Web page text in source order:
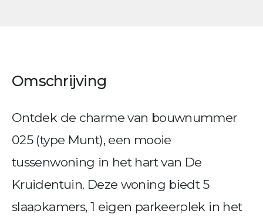
Omschrijving
Ontdek de charme van bouwnummer
025 (type Munt), een mooie
tussenwoning in het hart van De
Kruidentuin. Deze woning biedt 5
slaapkamers, 1 eigen parkeerplek in het